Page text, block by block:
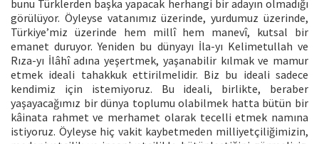
bunu Türklerden başka yapacak herhangi bir adayın olmadığı
görülüyor. Öyleyse vatanımız üzerinde, yurdumuz üzerinde,
Türkiye’miz üzerinde hem millî hem manevî, kutsal bir
emanet duruyor. Yeniden bu dünyayı İla-yı Kelimetullah ve
Rıza-yı İlâhî adına yeşertmek, yaşanabilir kılmak ve mamur
etmek ideali tahakkuk ettirilmelidir. Biz bu ideali sadece
kendimiz için istemiyoruz. Bu ideali, birlikte, beraber
yaşayacağımız bir dünya toplumu olabilmek hatta bütün bir
kâinata rahmet ve merhamet olarak tecelli etmek namına
istiyoruz. Öyleyse hiç vakit kaybetmeden milliyetçiliğimizin,